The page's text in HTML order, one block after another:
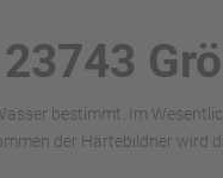
bestimmt. Im
der Härtebildner wird